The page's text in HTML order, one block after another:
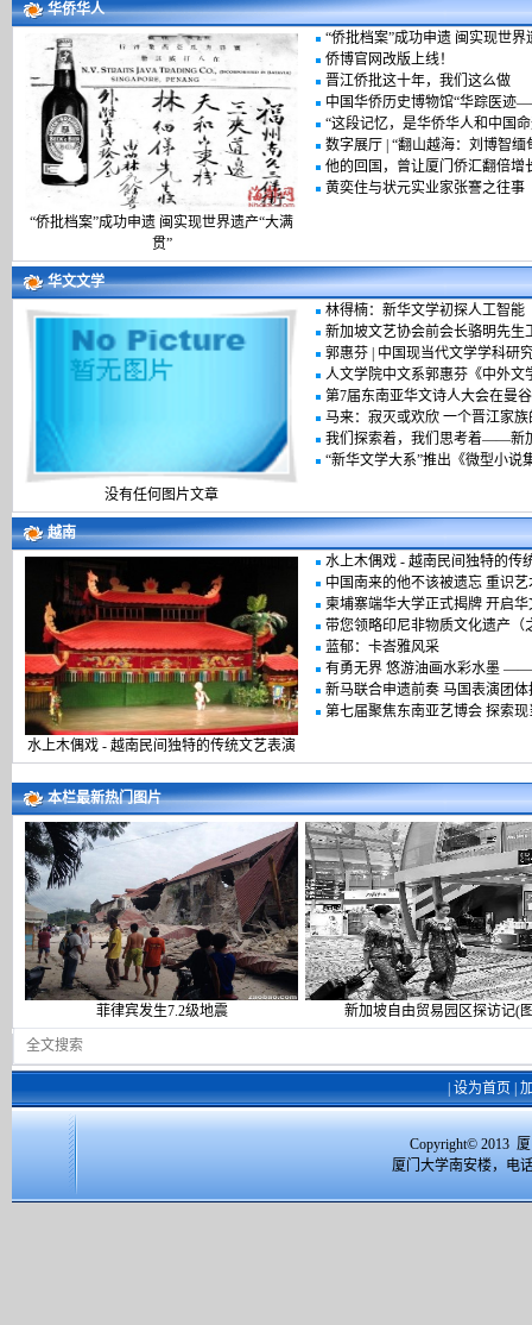
华侨华人
“侨批档案”成功申遗 闽实现世界遗产“大满
贯”
“侨批档案”成功申遗 闽实现世界
侨博官网改版上线！
晋江侨批这十年，我们这么做
中国华侨历史博物馆“华踪医迹
“这段记忆，是华侨华人和中国
数字展厅 | “翻山越海：刘博智
他的回国，曾让厦门侨汇翻倍增
黄奕住与状元实业家张謇之往事
华文文学
没有任何图片文章
林得楠：新华文学初探人工智能
新加坡文艺协会前会长骆明先生
郭惠芬 | 中国现当代文学学科研
人文学院中文系郭惠芬《中外
第7届东南亚华文诗人大会在曼
马来：寂灭或欢欣 一个晋江家
我们探索着，我们思考着——新
“新华文学大系”推出《微型小说
越南
水上木偶戏 - 越南民间独特的传统文艺表演
水上木偶戏 - 越南民间独特的传
中国南来的他不该被遗忘 重识
柬埔寨端华大学正式揭牌 开启
带您领略印尼非物质文化遗产（
蓝郁：卡峇雅风采
有勇无界 悠游油画水彩水墨
新马联合申遗前奏 马国表演团
第七届聚焦东南亚艺博会 探索
本栏最新热门图片
菲律宾发生7.2级地震 新加坡自由贸易园区探访记(
设为首页
Copyright© 2013
厦门大学南安楼，电